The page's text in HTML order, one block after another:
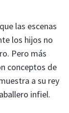
las escenas
los hijos no
Pero más
conceptos de
a su rey
infiel.